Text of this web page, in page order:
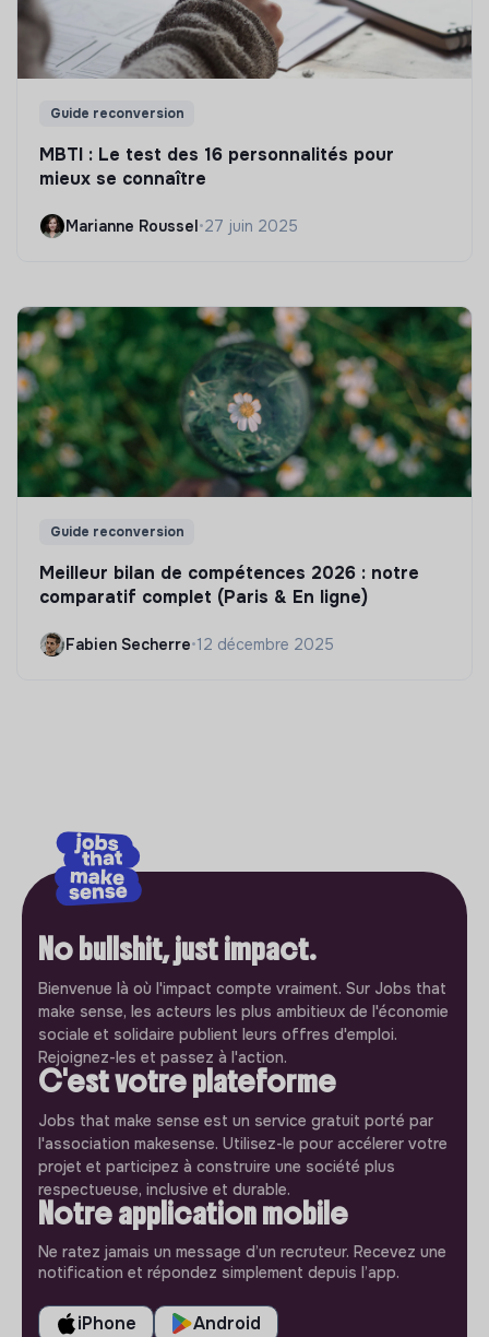
Guide reconversion
MBTI : Le test des 16 personnalités pour
mieux se connaître
Marianne Roussel•27 juin 2025
Guide reconversion
Meilleur bilan de compétences 2026 : notre
comparatif complet (Paris & En ligne)
Fabien Secherre•12 décembre 2025
No bullshit, just impact.
Bienvenue là où l'impact compte vraiment. Sur Jobs that
make sense, les acteurs les plus ambitieux de l'économie
sociale et solidaire publient leurs offres d'emploi.
Rejoignez-les et passez à l'action.
C'est votre plateforme
Jobs that make sense est un service gratuit porté par
l'association makesense. Utilisez-le pour accélerer votre
projet et participez à construire une société plus
respectueuse, inclusive et durable.
Notre application mobile
Ne ratez jamais un message d’un recruteur. Recevez une
notification et répondez simplement depuis l’app.
iPhone Android